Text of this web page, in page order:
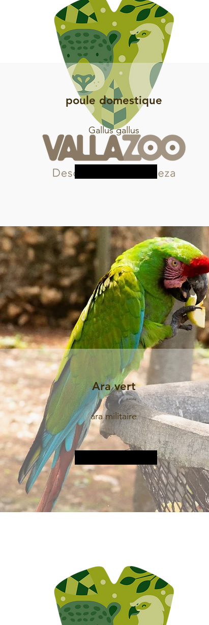
poule domestique
Gallus gallus
Plus d&#39;informations
Ara vert
ara militaire
Plus d&#39;informations